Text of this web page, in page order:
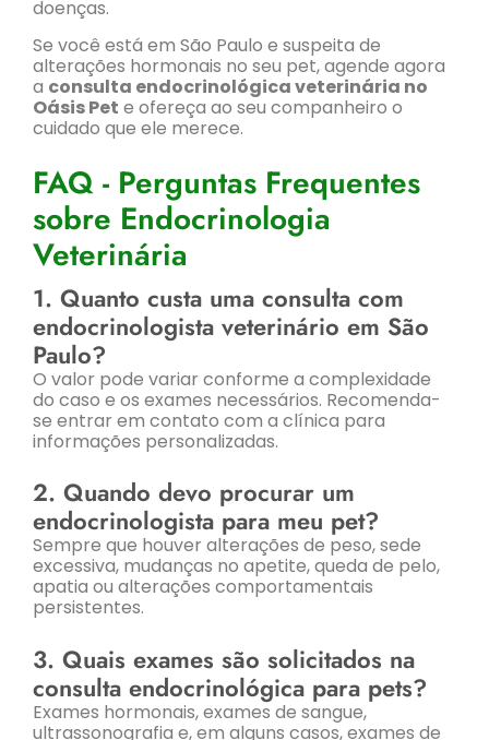
doenças.
Se você está em São Paulo e suspeita de
alterações hormonais no seu pet, agende agora
a consulta endocrinológica veterinária no
Oásis Pet e ofereça ao seu companheiro o
cuidado que ele merece.
FAQ - Perguntas Frequentes
sobre Endocrinologia
Veterinária
1. Quanto custa uma consulta com
endocrinologista veterinário em São
Paulo?
O valor pode variar conforme a complexidade
do caso e os exames necessários. Recomenda-
se entrar em contato com a clínica para
informações personalizadas.
2. Quando devo procurar um
endocrinologista para meu pet?
Sempre que houver alterações de peso, sede
excessiva, mudanças no apetite, queda de pelo,
apatia ou alterações comportamentais
persistentes.
3. Quais exames são solicitados na
consulta endocrinológica para pets?
Exames hormonais, exames de sangue,
ultrassonografia e, em alguns casos, exames de